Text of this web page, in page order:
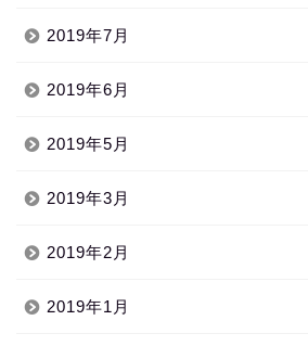
2019年7月
2019年6月
2019年5月
2019年3月
2019年2月
2019年1月